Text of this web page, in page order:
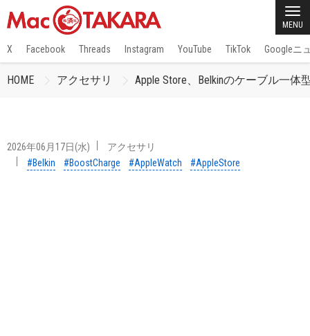
MENU
X Facebook Threads Instagram YouTube TikTok Googleニ
HOME アクセサリ Apple Store、Belkinのケーブル一体
2026年06月17日(水)
アクセサリ
#Belkin
#BoostCharge #AppleWatch #AppleStore